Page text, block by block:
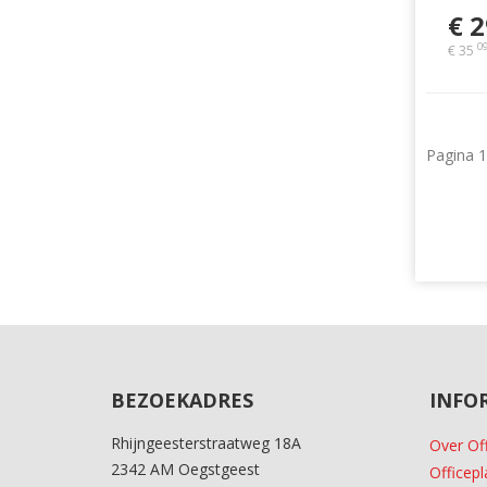
€
€ 35 09
Pagina
BEZOEKADRES
Rhijngeesterstraatweg 18A
2342 AM Oegstgeest
Over